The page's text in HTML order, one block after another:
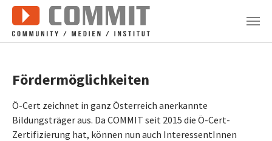
Zum Hauptinhalt springen
Fördermöglichkeiten
Ö-Cert zeichnet in ganz Österreich anerkannte
Bildungsträger aus. Da COMMIT seit 2015 die Ö-Cert-
Zertifizierung hat, können nun auch InteressentInnen